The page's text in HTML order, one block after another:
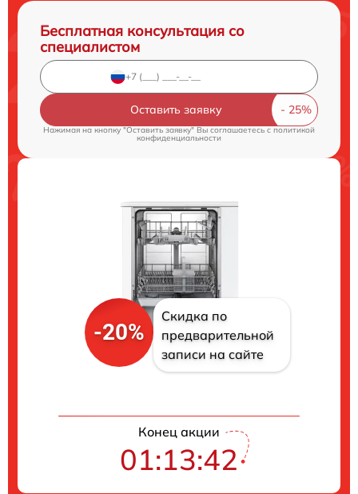
Бесплатная консультация со
специалистом
Оставить заявку
Нажимая на кнопку "Оставить заявку" Вы соглашаетесь cполитикой
конфиденциальности
-20%
Скидка по
предварительной
записи на сайте
Конец акции
01:13:41